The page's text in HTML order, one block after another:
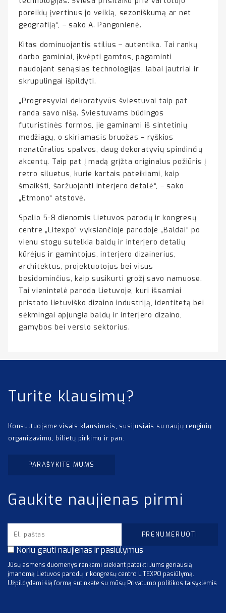
poreikių įvertinus jo veiklą, sezoniškumą ar net
geografiją“, – sako A. Pangonienė.
Kitas dominuojantis stilius – autentika. Tai rankų
darbo gaminiai, įkvėpti gamtos, pagaminti
naudojant senąsias technologijas, labai jautriai ir
skrupulingai išpildyti.
„Progresyviai dekoratyvūs šviestuvai taip pat
randa savo nišą. Šviestuvams būdingos
futuristinės formos, jie gaminami iš sintetinių
medžiagų, o skiriamasis bruožas – ryškios
nenatūralios spalvos, daug dekoratyvių spindinčių
akcentų. Taip pat į madą grįžta originalus požiūris į
retro siluetus, kurie kartais pateikiami, kaip
šmaikšti, šaržuojanti interjero detalė“, – sako
„Etmono“ atstovė.
Spalio 5-8 dienomis Lietuvos parodų ir kongresų
centre „Litexpo“ vyksiančioje parodoje „Baldai“ po
vienu stogu sutelkia baldų ir interjero detalių
kūrėjus ir gamintojus, interjero dizainerius,
architektus, projektuotojus bei visus
besidominčius, kaip susikurti grožį savo namuose.
Tai vienintelė paroda Lietuvoje, kuri išsamiai
pristato lietuviško dizaino industriją, identitetą bei
sėkmingai apjungia baldų ir interjero dizaino,
gamybos bei verslo sektorius.
Turite klausimų?
Konsultuojame visais klausimais, susijusiais su naujų renginių
organizavimu, bilietų pirkimu ir pan.
PARAŠYKITE MUMS
Gaukite naujienas pirmi
Noriu gauti naujienas ir pasiūlymus
Jūsų asmens duomenys renkami siekiant pateikti Jums geriausią
įmanomą Lietuvos parodų ir kongresų centro LITEXPO pasiūlymą.
Užpildydami šią formą sutinkate su mūsų Privatumo politikos taisyklėmis